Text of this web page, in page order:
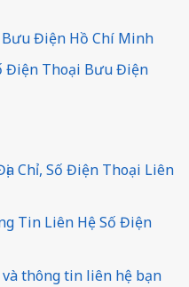
Điện Hồ Chí Minh
Điện Thoại Bưu Điện
Chỉ, Số Điện Thoại Liên
Tin Liên Hệ Số Điện
thông tin liên hệ bạn